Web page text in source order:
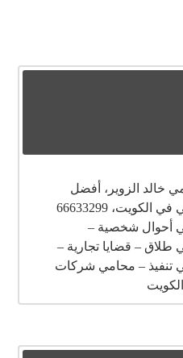
خالد الزوير، أفضل
محامي في الكويت، 66633299
أحوال شخصية –
طلاق – قضايا تجارية –
تنفيذ – محامي شركات